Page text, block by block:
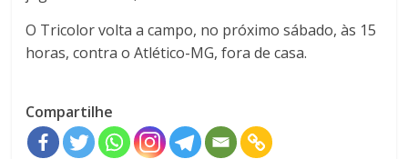
O Tricolor volta a campo, no próximo sábado, às 15
horas, contra o Atlético-MG, fora de casa.
Compartilhe